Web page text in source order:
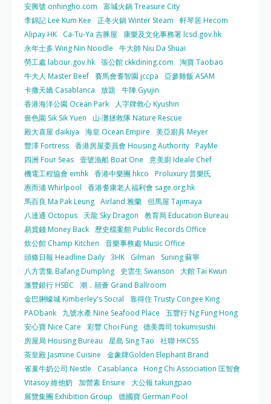
安興號 onhingho.com
富城火鍋 Treasure City
李錦記 Lee Kum Kee
正冬火鍋 Winter Steam
軒琴居 Hecom
Alipay HK
Ca-Tu-Ya 吉豚屋
康樂及文化事務署 lcsd.gov.hk
永年士多 Wing Nin Noodle
牛大帥 Niu Da Shuai
勞工處 labour.gov.hk 張公館 ckkdining.com
淘寶 Taobao
牛大人 Master Beef 賽馬會耆智園 jccpa
亞參雞飯 ASAM
卡撒天嬌 Casablanca
放題
牛陣 Gyujin
香港海洋公園 Ocean Park
人字牌救心 Kyushin
嗇色園 Sik Sik Yuen
山‧灘拯救隊 Nature Rescue
殿大喜屋 daikiya
海皇 Ocean Empire
美亞廚具 Meyer
豐澤 Fortress 香港房屋委員會 Housing Authority PayMe
四洲 Four Seas 壹號漁船 Boat One
意美廚 Ideale Chef
機電工程協會 emhk 香港中樂團 hkco
Proluxury 普樂氏
惠而浦 Whirlpool
香港耆康老人福利會 sage.org.hk
馬百良 Ma Pak Leung Airland 雅蘭 但馬屋 Tajimaya
八達通 Octopus
天龍 Sky Dragon
教育局 Education Bureau
易賞錢 Money Back
歷史檔案館 Public Records Office
炊公館 Champ Kitchen
音樂事務處 Music Office
頭條日報 Headline Daily 3HK Gilman
Suning 蘇寧
八方雲集 Bafang Dumpling
史雲生 Swanson
大館 Tai Kwun
滙豐銀行 HSBC
潮．囍薈 Grand Ballroom
金巴脷蠔城 Kimberley's Social
靠得住 Trusty Congee King
PAObank
九號水產 Nine Seafood Place
五豐行 Ng Fung Hong
安心寶 Nice Care
彩豐 Choi Fung 德美壽司 tokumisushi
房屋局 Housing Bureau
星島 Sing Tao
社聯 HKCSS
茶皇殿 Jasmine Cuisine
金象牌Golden Elephant Brand
雀巢牛奶公司 Nestle
Casablanca
Hong Chi Association 匡智會
Vitasoy 維他奶
加營素 Ensure
大公報 takungpao
展覽集團 Exhibition Group
德國寶 German Pool